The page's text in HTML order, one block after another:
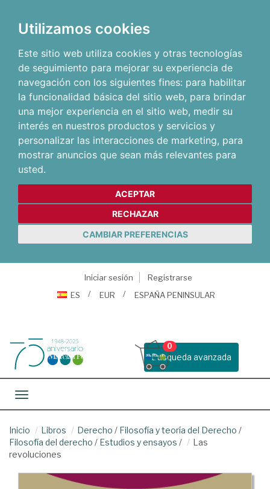
Utilizamos cookies
Este sitio web utiliza cookies y otras tecnologías
de seguimiento para mejorar su experiencia de
navegación con los siguientes fines: para habilitar
la funcionalidad básica del sitio web, para brindar
una mejor experiencia en el sitio web, medir su
interés en nuestros productos y servicios y
personalizar las interacciones de marketing, para
mostrar anuncios que sean más relevantes para
usted.
ACEPTAR
RECHAZAR
CAMBIAR PREFERENCIAS
Iniciar sesión
Registrarse
ES
EUR ESPAÑA PENINSULAR
Busqueda avanzada
0
Toggle navigation
Inicio Libros Derecho / Filosofía y teoría del Derecho /
Filosofía del derecho / Estudios y ensayos /
Las
revoluciones